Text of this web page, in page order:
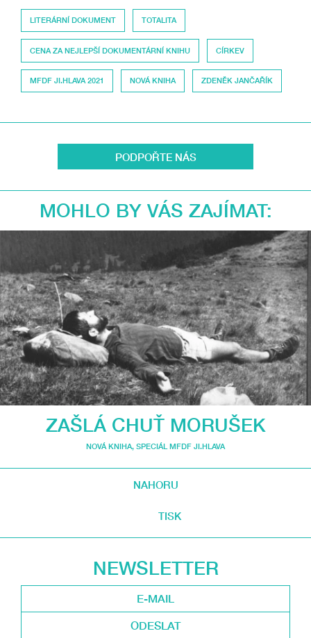
LITERÁRNÍ DOKUMENT TOTALITA
CENA ZA NEJLEPŠÍ DOKUMENTÁRNÍ KNIHU CÍRKEV
MFDF JI.HLAVA 2021 NOVÁ KNIHA ZDENĚK JANČAŘÍK
PODPOŘTE NÁS
MOHLO BY VÁS ZAJÍMAT:
ZAŠLÁ CHUŤ MORUŠEK
NOVÁ KNIHA, SPECIÁL MFDF JI.HLAVA
NAHORU
TISK
NEWSLETTER
ODESLAT